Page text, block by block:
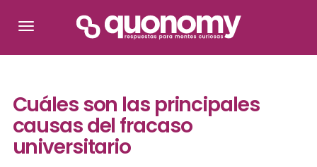
Cuáles son las principales
causas del fracaso
universitario